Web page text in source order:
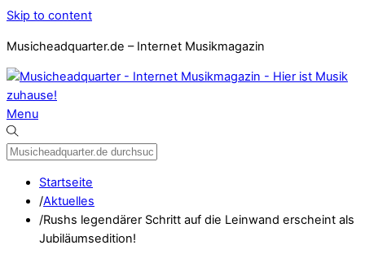
Skip to content
Musicheadquarter.de – Internet Musikmagazin
Menu
Startseite
/Aktuelles
/Rushs legendärer Schritt auf die Leinwand erscheint als
Jubiläumsedition!